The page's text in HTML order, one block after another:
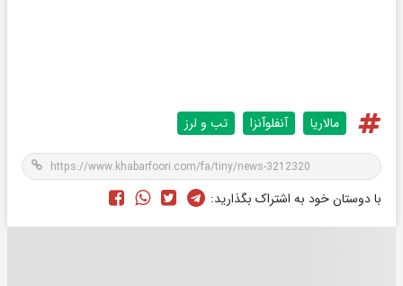
مالاریا آنفلوآنزا تب و لرز
با دوستان خود به اشتراک بگذارید: